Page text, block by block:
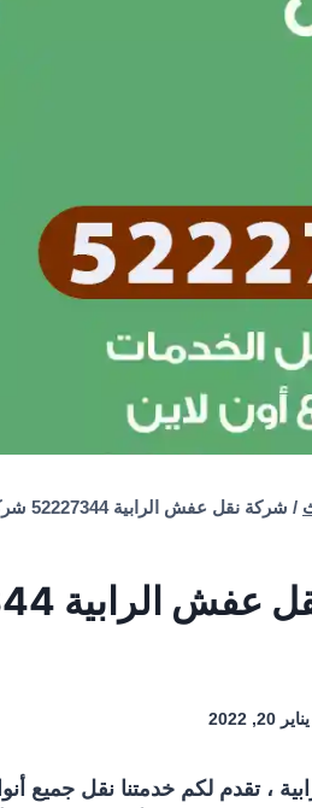
/ شركة نقل عفش الرابية 52227344 شركات نقل اثاث الكويت
يناير 20, 2022
، تقدم لكم خدمتنا نقل جميع